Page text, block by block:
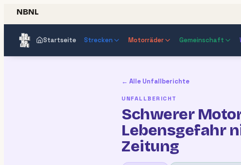
NBNL
Startseite Strecken Motorräder Gemeinschaft
← Alle Unfallberichte
UNFALLBERICHT
Schwerer
Lebensgefahr
Zeitung